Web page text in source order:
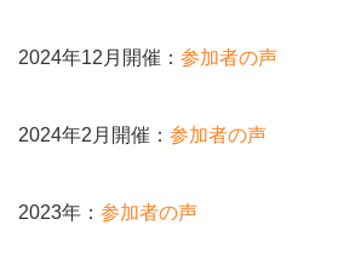
2024年12月開催： 参加者の声
2024年2月開催： 参加者の声
2023年： 参加者の声